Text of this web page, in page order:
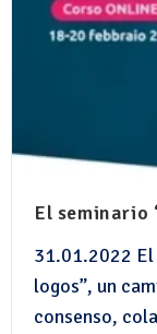
El seminario
31.01.2022 El
logos”, un
consenso,